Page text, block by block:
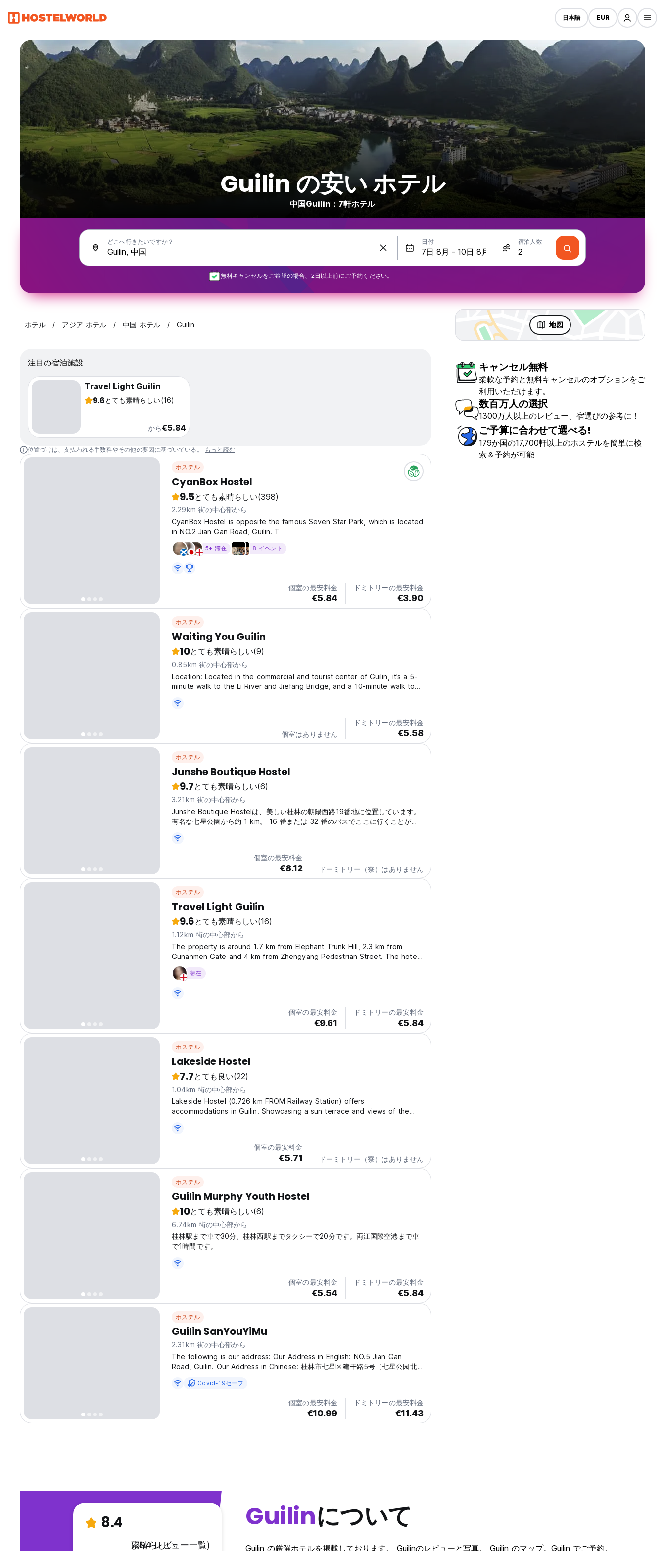
日本語 EUR
Guilin の安い ホテル
中国Guilin：7軒ホテル
どこへ行きたいですか？ 日付 宿泊人数
無料キャンセルをご希望の場合、2日以上前にご予約ください。
ホテル アジア ホテル 中国 ホテル Guilin 地図
注目の宿泊施設
Travel Light Guilin
9.6とても素晴らしい(16)
から€5.84
位置づけは、支払われる手数料やその他の要因に基づいている。 もっと読む
ホステル
CyanBox Hostel
9.5とても素晴らしい(398)
2.29km 街の中心部から
CyanBox Hostel is opposite the famous Seven Star Park, which is located
in NO.2 Jian Gan Road, Guilin. T
5+ 滞在 8 イベント
個室の最安料金
€5.84
ドミトリーの最安料金
€3.90
ホステル
Waiting You Guilin
10とても素晴らしい(9)
0.85km 街の中心部から
Location: Located in the commercial and tourist center of Guilin, it’s a 5-
minute walk to the Li River and Jiefang Bridge, and a 10-minute walk to
Lakes' scenic area. Downstairs is the...
個室はありません
ドミトリーの最安料金
€5.58
ホステル
Junshe Boutique Hostel
9.7とても素晴らしい(6)
3.21km 街の中心部から
Junshe Boutique Hostelは、美しい桂林の朝陽西路19番地に位置しています。
有名な七星公園から約 1 km。 16 番または 32 番のバスでここに行くことがで
個室の最安料金
€8.12 ドーミトリー（寮）はありません
ホステル
Travel Light Guilin
9.6とても素晴らしい(16)
1.12km 街の中心部から
The property is around 1.7 km from Elephant Trunk Hill, 2.3 km from
Gunanmen Gate and 4 km from Zhengyang Pedestrian Street. The hotel
features family rooms. The units in the hotel are fitted with a kettle. The
private bathroom is equipped with a shower,...
滞在
個室の最安料金
€9.61
ドミトリーの最安料金
€5.84
ホステル
Lakeside Hostel
7.7とても良い(22)
1.04km 街の中心部から
Lakeside Hostel (0.726 km FROM Railway Station) offers
accommodations in Guilin. Showcasing a sun terrace and views of the
All rooms are equipped with a private bathroom fitted with...
個室の最安料金
€5.71 ドーミトリー（寮）はありません
ホステル
Guilin Murphy Youth Hostel
10とても素晴らしい(6)
6.74km 街の中心部から
桂林駅まで車で30分、桂林西駅までタクシーで20分です。両江国際空港まで車
で1時間です。
個室の最安料金
€5.54
ドミトリーの最安料金
€5.84
ホステル
Guilin SanYouYiMu
2.31km 街の中心部から
The following is our address: Our Address in English: NO.5 Jian Gan
Road, Guilin. Our Address in Chinese: 桂林市七星区建干路5号（七星公园北
a residential area, you have access to all the hustle and bustle within
Covid-19セーフ
個室の最安料金
€10.99
ドミトリーの最安料金
€11.43
キャンセル無料
柔軟な予約と無料キャンセルのオプションをご
利用いただけます。
数百万人の選択
1300万人以上のレビュー、宿選びの参考に！
ご予算に合わせて選べる!
179か国の17,700軒以上のホステルを簡単に検
索＆予約が可能
8.4
素晴らしい
(394 レビュー一覧)
Guilinについて
Guilin の厳選ホテルを掲載しております。 Guilinのレビューと写真。 Guilin のマップ。Guilin でご予約。